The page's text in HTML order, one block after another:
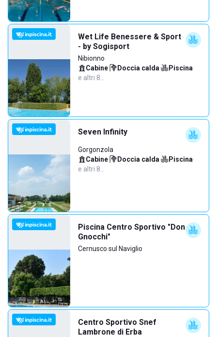
Wet Life Benessere & Sport
- by Sogisport
Nibionno
Cabine· Doccia calda· Piscina·
e altri 8…
Seven Infinity
Gorgonzola
Cabine· Doccia calda· Piscina·
e altri 8…
Piscina Centro Sportivo "Don
Gnocchi"
Cernusco sul Naviglio
Centro Sportivo Snef
Lambrone di Erba